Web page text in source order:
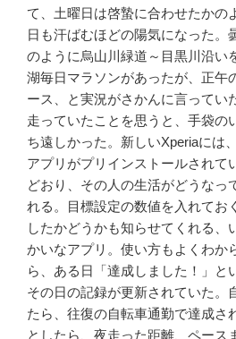
て、土曜日は啓蟄に合わせたかの
日も汗ばむほどの陽気になった。
のように烏山川緑道～目黒川沿い
湖毎日マラソンがあったが、正午
ース、と実況がさかんに言ってい
走っていたことを思うと、手袋の
ち遠しかった。新しいXperiaには
アプリがプリインストールされて
どおり、その人の生活がどうなっ
れる。目標設定の数値を入れてお
したかどうかも知らせてくれる、
かいなアプリ。使い方もよくわか
ら、ある日「達成しました！」と
その日の記録が更新されていた。
たら、往復の自転車通勤で達成さ
としたら、夜走った距離、ペース